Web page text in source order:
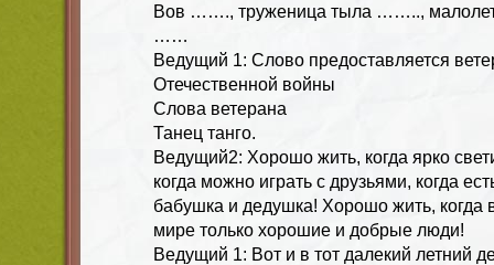
Вов ……., труженица тыла ……..,
……
Ведущий 1: Слово предоставляется
Отечественной войны
Слова ветерана
Танец танго.
Ведущий2: Хорошо жить, когда ярко
когда можно играть с друзьями, когда
бабушка и дедушка! Хорошо жить, когда
мире только хорошие и добрые люди!
Ведущий 1: Вот и в тот далекий летний